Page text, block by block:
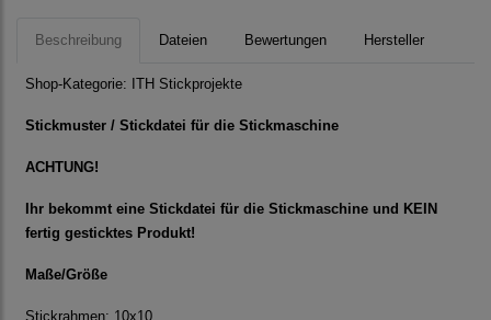
Beschreibung Dateien Bewertungen Hersteller
Shop-Kategorie: ITH Stickprojekte
Stickmuster / Stickdatei für die Stickmaschine
ACHTUNG!
Ihr bekommt eine Stickdatei für die Stickmaschine und KEIN
fertig gesticktes Produkt!
Maße/Größe
Stickrahmen: 10x10